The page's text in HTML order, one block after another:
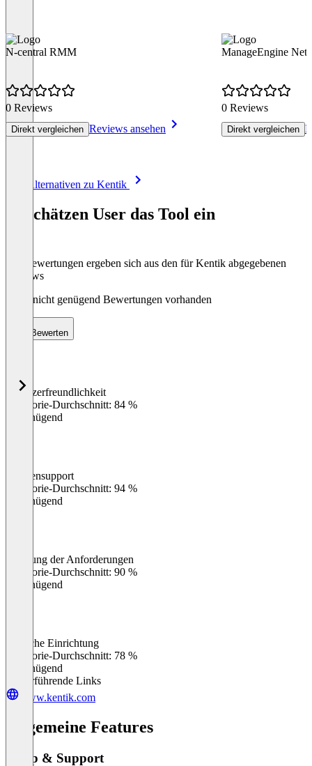
N-central RMM
0 Reviews
Direkt vergleichen Reviews ansehen
ManageEngine
0 Reviews
Direkt vergleichen
Alle Alternativen zu Kentik
So schätzen User das Tool ein
Die Bewertungen ergeben sich aus den für Kentik abgegebenen
Reviews
Noch nicht genügend Bewertungen vorhanden
Bewerten
%
Benutzerfreundlichkeit
Kategorie-Durchschnitt: 84 %
Ungenügend
Kundensupport
Kategorie-Durchschnitt: 94 %
Ungenügend
Erfüllung der Anforderungen
Kategorie-Durchschnitt: 90 %
Ungenügend
Einfache Einrichtung
Kategorie-Durchschnitt: 78 %
Ungenügend
Weiterführende Links
www.kentik.com
Allgemeine Features
Setup & Support